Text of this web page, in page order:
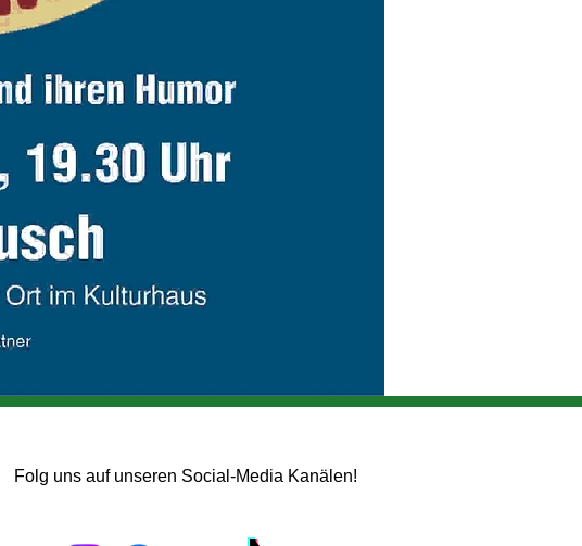
Folg uns auf unseren Social-Media Kanälen!